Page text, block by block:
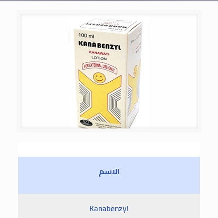
الاسم
Kanabenzyl